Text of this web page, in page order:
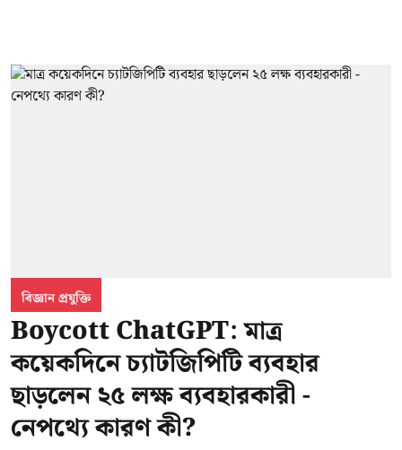
বিজ্ঞান প্রযুক্তি
Boycott ChatGPT: মাত্র
কয়েকদিনে চ্যাটজিপিটি ব্যবহার
ছাড়লেন ২৫ লক্ষ ব্যবহারকারী -
নেপথ্যে কারণ কী?